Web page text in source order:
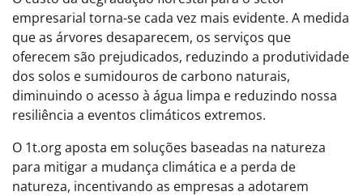
empresarial torna-se cada vez mais evidente. A medida
que as árvores desaparecem, os serviços que
oferecem são prejudicados, reduzindo a produtividade
dos solos e sumidouros de carbono naturais,
diminuindo o acesso à água limpa e reduzindo nossa
resiliência a eventos climáticos extremos.
O 1t.org aposta em soluções baseadas na natureza
para mitigar a mudança climática e a perda de
natureza, incentivando as empresas a adotarem